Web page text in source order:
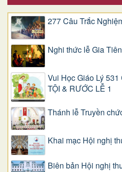
277 Câu Trắc
Nghi thức lễ Gia Tiên
Vui Học Giáo Lý
TỘI & RƯỚC LỄ 1
Thánh lễ Truyền
Khai mạc Hội nghị
Biên bản Hội nghị